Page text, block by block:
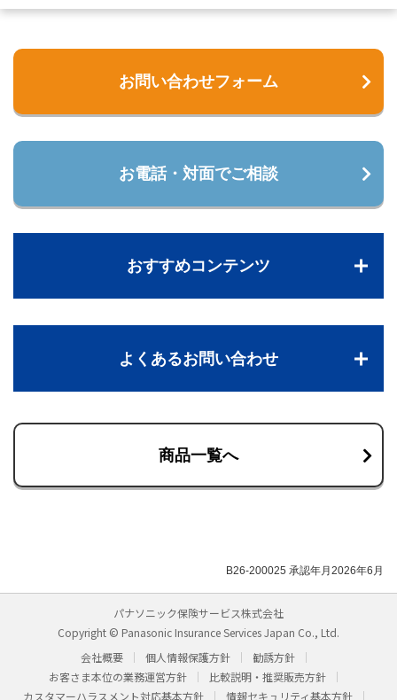
お問い合わせフォーム
お電話・対面でご相談
おすすめコンテンツ
よくあるお問い合わせ
商品一覧へ
B26-200025 承認年月2026年6月
パナソニック保険サービス株式会社
Copyright © Panasonic Insurance Services Japan Co., Ltd.
会社概要
個人情報保護方針
勧誘方針
お客さま本位の業務運営方針
比較説明・推奨販売方針
カスタマーハラスメント対応基本方針
情報セキュリティ基本方針